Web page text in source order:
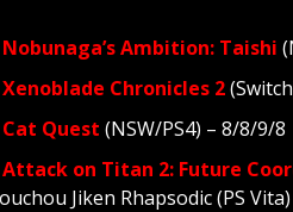
Nobunaga’s Ambition: Taishi
Xenoblade Chronicles 2
Cat Quest (NSW/PS4) – 8/8/9/8
Attack on Titan 2: Future
Jiken Rhapsodic (PS